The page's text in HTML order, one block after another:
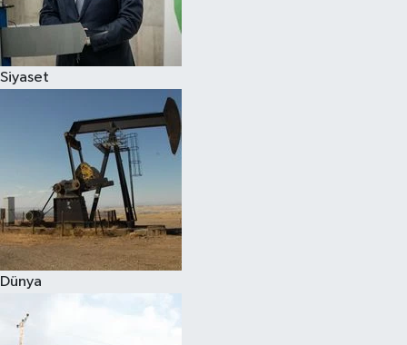
Siyaset
Dünya
Spor
Çocuk
Eğitim
Hava Durumu
Kadın